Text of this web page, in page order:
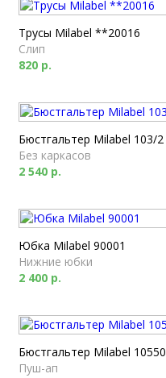
Трусы Milabel **20016
Слип
820 р.
Бюстгальтер Milabel 103/2
Без каркасов
2 540 р.
Юбка Milabel 90001
Нижние юбки
2 400 р.
Бюстгальтер Milabel 10550
Пуш-ап